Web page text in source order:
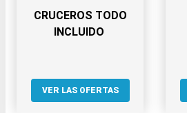
CRUCEROS TODO
INCLUIDO
VER LAS OFERTAS